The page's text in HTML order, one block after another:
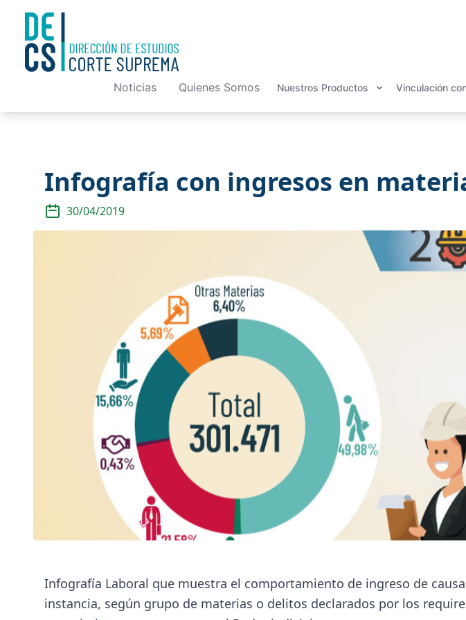
Noticias Quienes Somos Nuestros Productos Vinculación
Infografía con ingresos en
30/04/2019
Infografía Laboral que muestra el comportamiento de ingreso de
instancia, según grupo de materias o delitos declarados por los